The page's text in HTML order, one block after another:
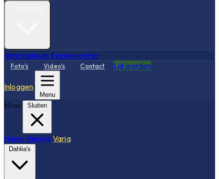
Verenigingen Evenementen
Foto's Video's Contact Lid worden
Inloggen
Menu
Menu Sluiten
Home Nieuws Varia
Dahlia's